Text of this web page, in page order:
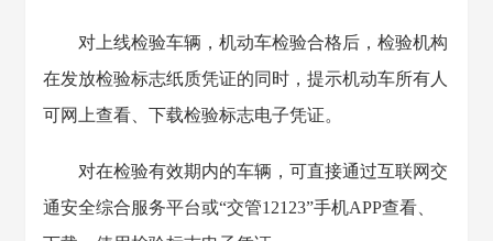
对上线检验车辆，机动车检验合格后，检验机构
在发放检验标志纸质凭证的同时，提示机动车所有人
可网上查看、下载检验标志电子凭证。
对在检验有效期内的车辆，可直接通过互联网交
通安全综合服务平台或“交管12123”手机APP查看、